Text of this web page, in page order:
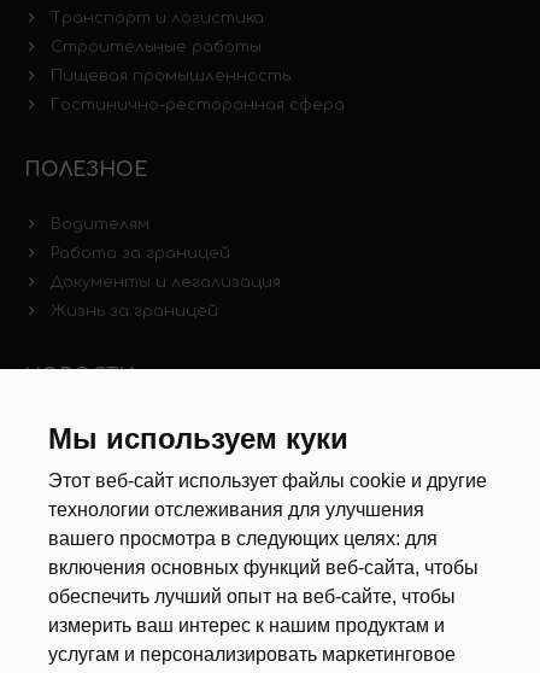
Мы используем куки
Этот веб-сайт использует файлы cookie и другие
технологии отслеживания для улучшения
вашего просмотра в следующих целях: для
включения основных функций веб-сайта, чтобы
обеспечить лучший опыт на веб-сайте, чтобы
измерить ваш интерес к нашим продуктам и
услугам и персонализировать маркетинговое
Транспорт и логистика
Строительные работы
Пищевая промышленность
Гостинично-ресторанная сфера
ПОЛЕЗНОЕ
Водителям
Работа за границей
Документы и легализация
Жизнь за границей
Новости рынка труда
Анкета
Калькулятор дат
Документы